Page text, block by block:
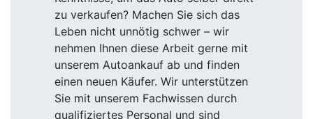
zu verkaufen? Machen Sie sich das
Leben nicht unnötig schwer – wir
nehmen Ihnen diese Arbeit gerne mit
unserem Autoankauf ab und finden
einen neuen Käufer. Wir unterstützen
Sie mit unserem Fachwissen durch
qualifiziertes Personal und sind